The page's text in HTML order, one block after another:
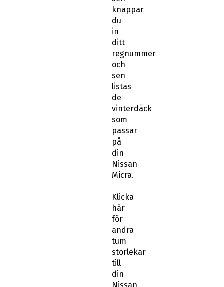
knappar
du
in
ditt
regnummer
och
sen
listas
de
vinterdäck
som
passar
på
din
Nissan
Micra.
Klicka
här
för
andra
tum
storlekar
till
din
Nissan